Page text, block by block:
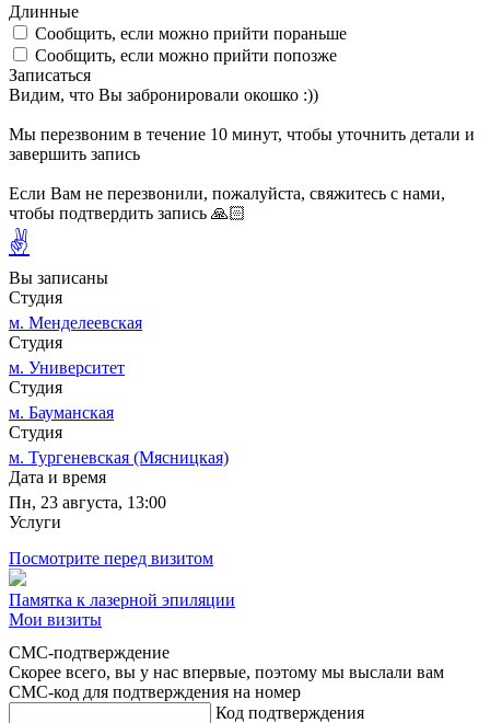
Длинные
Сообщить, если можно прийти пораньше
Сообщить, если можно прийти попозже
Записаться
Видим, что Вы забронировали окошко :))
Мы перезвоним в течение 10 минут, чтобы уточнить детали и
завершить запись
Если Вам не перезвонили, пожалуйста, свяжитесь с нами,
чтобы подтвердить запись 🙏🏻
✌
Вы записаны
Студия
м. Менделеевская
Студия
м. Университет
Студия
м. Бауманская
Студия
м. Тургеневская (Мясницкая)
Дата и время
Пн, 23 августа, 13:00
Услуги
Посмотрите перед визитом
Памятка к лазерной эпиляции
Мои визиты
СМС-подтверждение
Скорее всего, вы у нас впервые, поэтому мы выслали вам
СМС-код для подтверждения на номер
Код подтверждения